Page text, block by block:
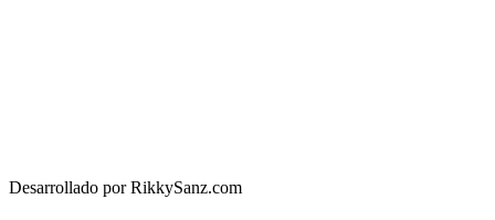
Desarrollado por RikkySanz.com